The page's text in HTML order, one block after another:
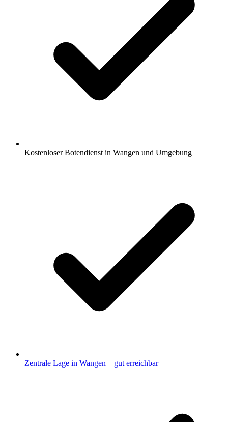
Kostenloser Botendienst in Wangen und Umgebung
Zentrale Lage in Wangen – gut erreichbar